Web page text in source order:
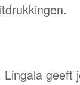
Lingala geeft